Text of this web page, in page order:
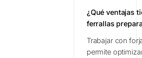
¿Qué ventajas
ferrallas
Trabajar con
permite